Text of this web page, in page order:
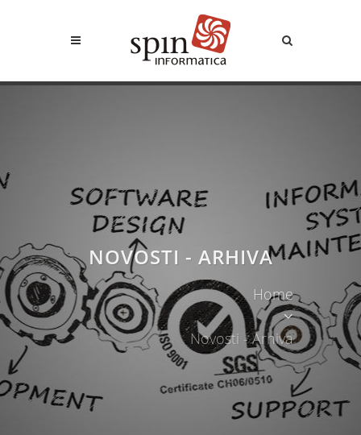
NOVOSTI - ARHIVA
Home
Novosti - Arhiva